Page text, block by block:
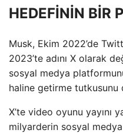
HEDEFİNİN BİR
Musk, Ekim 2022’de
2023’te adını X olarak
sosyal medya
haline getirme
X’te video oyunu yayını
milyarderin sosyal